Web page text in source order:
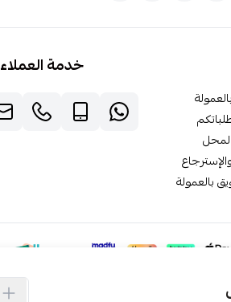
بالعمولة
خدمة العملاء